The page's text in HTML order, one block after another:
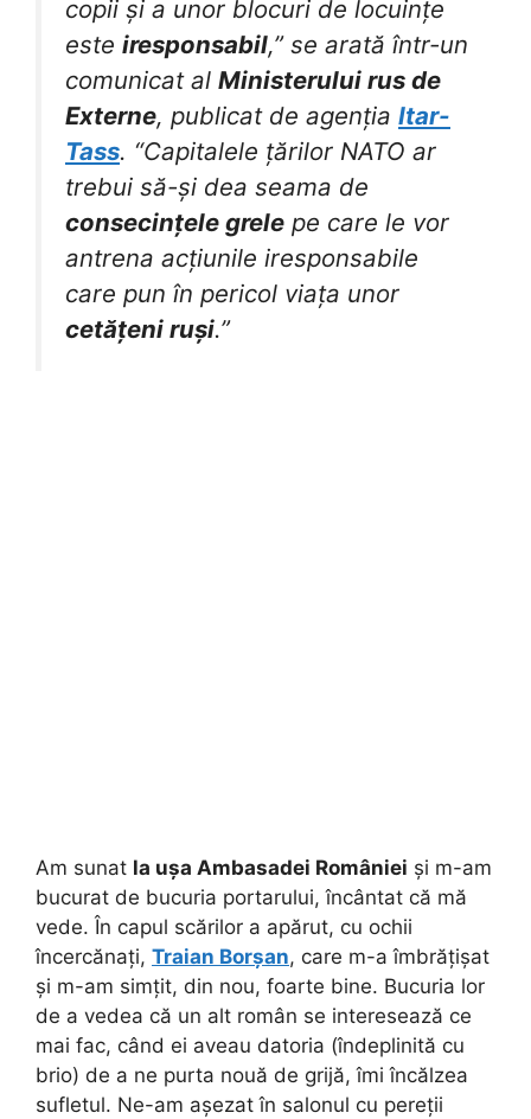
copii și a unor blocuri de locuințe
este iresponsabil,” se arată într-un
comunicat al Ministerului rus de
Externe, publicat de agenția Itar-
Tass. “Capitalele țărilor NATO ar
trebui să-și dea seama de
consecințele grele pe care le vor
antrena acțiunile iresponsabile
care pun în pericol viața unor
cetățeni ruși.”
Am sunat la ușa Ambasadei României și m-am
bucurat de bucuria portarului, încântat că mă
vede. În capul scărilor a apărut, cu ochii
încercănați, Traian Borșan, care m-a îmbrățișat
și m-am simțit, din nou, foarte bine. Bucuria lor
de a vedea că un alt român se interesează ce
mai fac, când ei aveau datoria (îndeplinită cu
brio) de a ne purta nouă de grijă, îmi încălzea
sufletul. Ne-am așezat în salonul cu pereții